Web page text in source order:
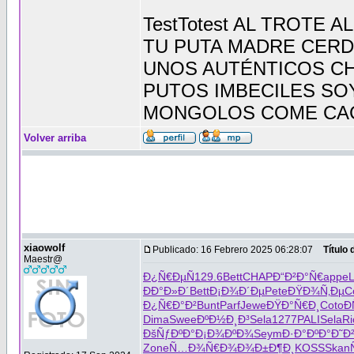
TestTotest AL TROTE
TU PUTA MADRE
UNOS AUTÉNTICOS
PUTOS IMBECILES
MONGOLOS COME
Volver arriba
xiaowolf
Maestr@
Publicado: 16 Febrero 2025 06:28:07 Título
Ð¿Ñ€ÐµÑ129.6BettCHAPÐ“Ð²Ð°Ñ€appe
ÐÐ°Ð»Ð´BettÐ¡Ð¾Ð´ÐµPeteÐŸÐ¾Ñ‚Ðµ
Ð¿Ñ€Ð°Ð²BuntParfJeweÐŸÐ°Ñ€Ð¸ Coto
DimaSweeÐºÐ½Ð¸Ð³Sela1277PALISela
ÐšÑƒÐºÐ°Ð¡Ð¾ÐºÐ¾SeymÐ·Ð°ÐºÐ°
ZoneÑ…Ð¾Ñ€Ð¾Ð¾Ð±Ð¶Ð¸ KOSSSkan